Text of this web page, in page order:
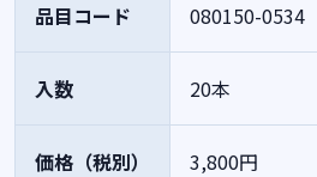
品目コード 080150-0534
入数 20本
価格（税別） 3,800円